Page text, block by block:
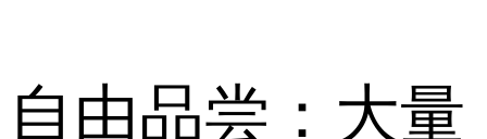
自由品尝：大量